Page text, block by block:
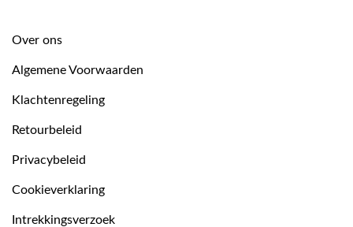
Over ons
Algemene Voorwaarden
Klachtenregeling
Retourbeleid
Privacybeleid
Cookieverklaring
Intrekkingsverzoek